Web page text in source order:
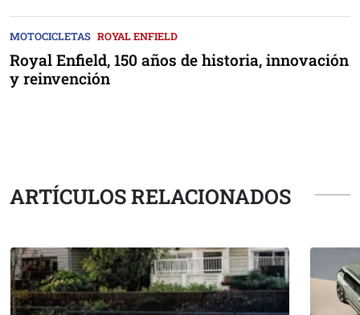
MOTOCICLETAS ROYAL ENFIELD
Royal Enfield, 150 años de historia, innovación
y reinvención
ARTÍCULOS RELACIONADOS